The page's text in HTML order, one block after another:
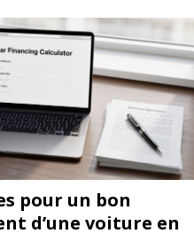
pour un bon
d’une voiture en